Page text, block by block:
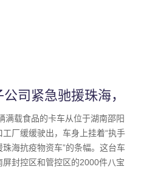
司紧急驰援珠海，
满载食品的卡车从位于湖南邵阳
厂缓缓驶出，车身上挂着“执手
海抗疫物资车”的条幅。这台车
封控区和管控区的2000件八宝